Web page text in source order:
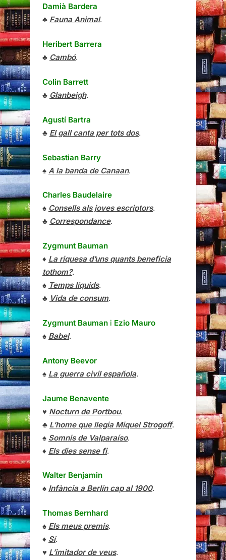
Damià Bardera
♣ Fauna Animal.
Heribert Barrera
♣ Cambó.
Colin Barrett
♣ Glanbeigh.
Agustí Bartra
♣ El gall canta per tots dos.
Sebastian Barry
♠ A la banda de Canaan.
Charles Baudelaire
♠ Consells als joves escriptors.
♣ Correspondance.
Zygmunt Bauman
♦ La riquesa d’uns quants beneficia
tothom?.
♠ Temps líquids.
♣ Vida de consum.
Zygmunt Bauman i Ezio Mauro
♠ Babel.
Antony Beevor
♠ La guerra civil española.
Jaume Benavente
♥ Nocturn de Portbou.
♣ L’home que llegia Miquel Strogoff.
♠ Somnis de Valparaíso.
♦ Els dies sense fi.
Walter Benjamin
♠ Infància a Berlín cap al 1900.
Thomas Bernhard
♠ Els meus premis.
♦ Sí.
♥ L’imitador de veus.